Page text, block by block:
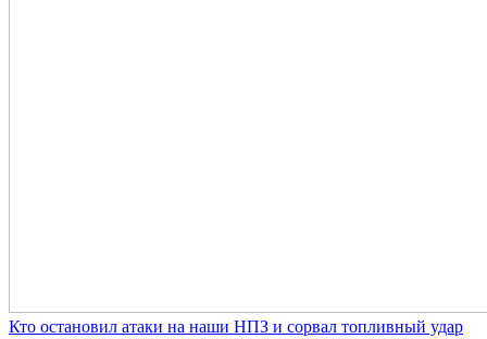
Кто остановил атаки на наши НПЗ и сорвал топливный удар